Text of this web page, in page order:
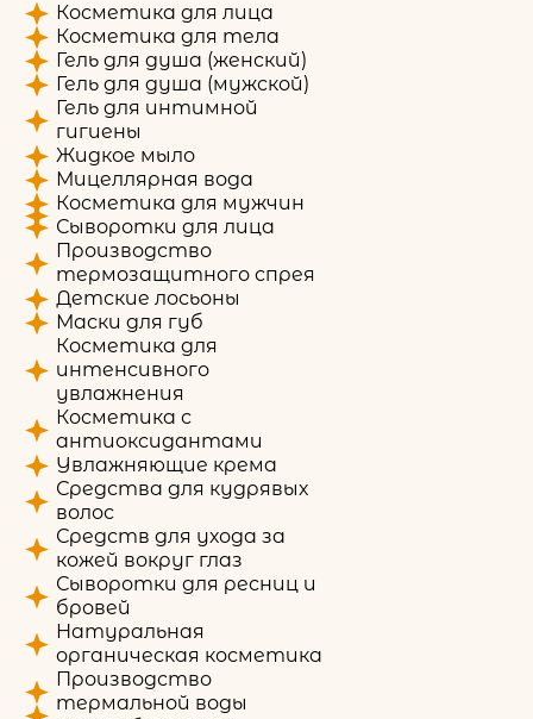
Косметика для лица
Косметика для тела
Гель для душа (женский)
Гель для душа (мужской)
Гель для интимной
гигиены
Жидкое мыло
Мицеллярная вода
Косметика для мужчин
Сыворотки для лица
Производство
термозащитного спрея
Детские лосьоны
Маски для губ
Косметика для
интенсивного
увлажнения
Косметика с
антиоксидантами
Увлажняющие крема
Средства для кудрявых
волос
Средств для ухода за
кожей вокруг глаз
Сыворотки для ресниц и
бровей
Натуральная
органическая косметика
Производство
термальной воды